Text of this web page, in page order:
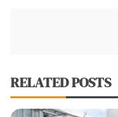
RELATED POSTS